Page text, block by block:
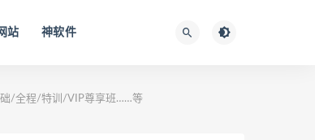
站 神软件
础/全程/特训/VIP尊享班……等